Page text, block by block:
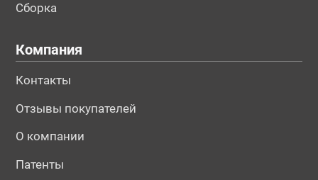
Сборка
Компания
Контакты
Отзывы покупателей
О компании
Патенты